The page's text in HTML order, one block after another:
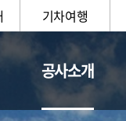
기차여행
공사소개